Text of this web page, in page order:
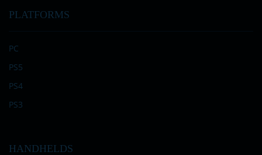
PLATFORMS
PC
PS5
PS4
PS3
HANDHELDS